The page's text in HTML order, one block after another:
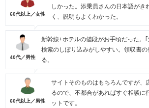
60代以上／女性
しかった。添乗員さんの日本語がき
く、説明もよくわかった。
40代／男性
新幹線+ホテルの値段がお手頃だった。
検索のしぼり込みがしやすい。領収書
る。
60代以上／男性
サイトそのものはもちろんですが、
るので、不都合があればすぐ相談に
ットです。